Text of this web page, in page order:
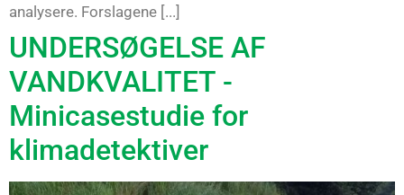
analysere. Forslagene [...]
UNDERSØGELSE AF
VANDKVALITET -
Minicasestudie for
klimadetektiver